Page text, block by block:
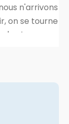
n'arrivons
on se tourne
pas
et nos